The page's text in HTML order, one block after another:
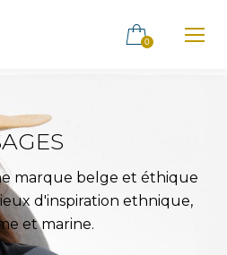
0
marque belge et éthique
d'inspiration ethnique,
et marine.